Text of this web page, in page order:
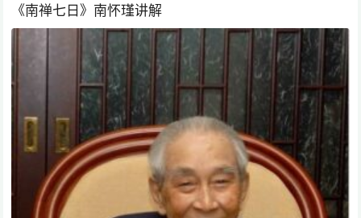
《南禅七日》南怀瑾讲解